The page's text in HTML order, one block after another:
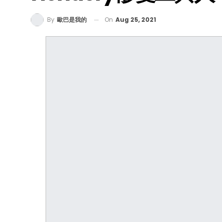
By 歐巴是我的 On Aug 25, 2021